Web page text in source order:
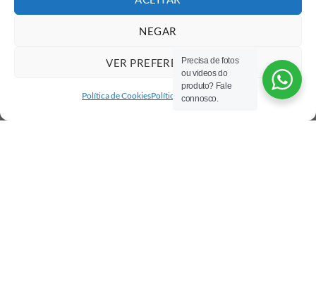
NEGAR
VER PREFERÊNCIAS
Política de CookiesPolítica de privacidade
Precisa de fotos
ou videos do
produto? Fale
connosco.